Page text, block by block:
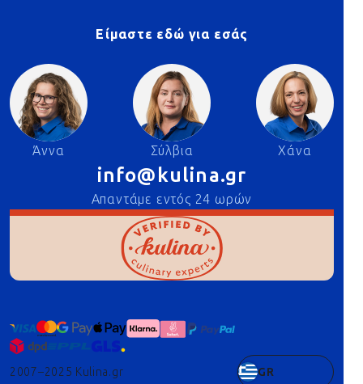
Είμαστε εδώ για εσάς
Άννα Σύλβια Χάνα
info@kulina.gr
Απαντάμε εντός 24 ωρών
2007–2025 Kulina.gr GR